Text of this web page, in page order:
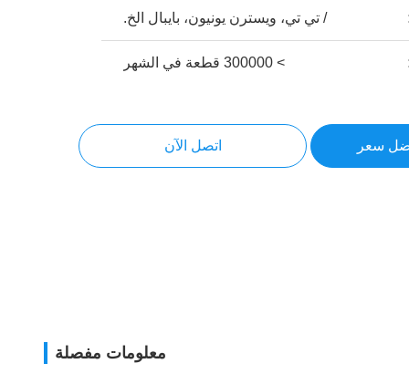
/ تي تي، ويسترن يونيون، بايبال الخ.
> 300000 قطعة في الشهر
سعر اتصل الآن
معلومات مفصلة